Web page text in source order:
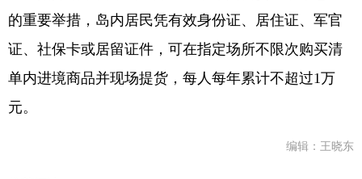
的重要举措，岛内居民凭有效身份证、居住证、军官
证、社保卡或居留证件，可在指定场所不限次购买清
单内进境商品并现场提货，每人每年累计不超过1万
元。
编辑：王晓东